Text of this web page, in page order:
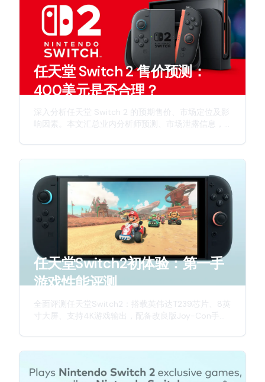
任天堂 Switch 2 售价预测：
400美元是否合理？
深入分析任天堂 Switch 2 的预期售价、市场定位及影
响因素。本文汇总业内分析师预测、市场泄露信息，
任天堂Switch2初体验：第一手
游戏性能评测
全面评测任天堂Switch2：搭载英伟达T239芯片、8英
寸大屏、支持4K游戏输出，配备改良版Joy-Con手
新一代游戏主机的硬件升级与创新特性。